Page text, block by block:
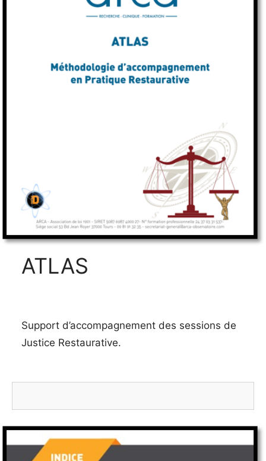
ATLAS
Support d’accompagnement des sessions de
Justice Restaurative.